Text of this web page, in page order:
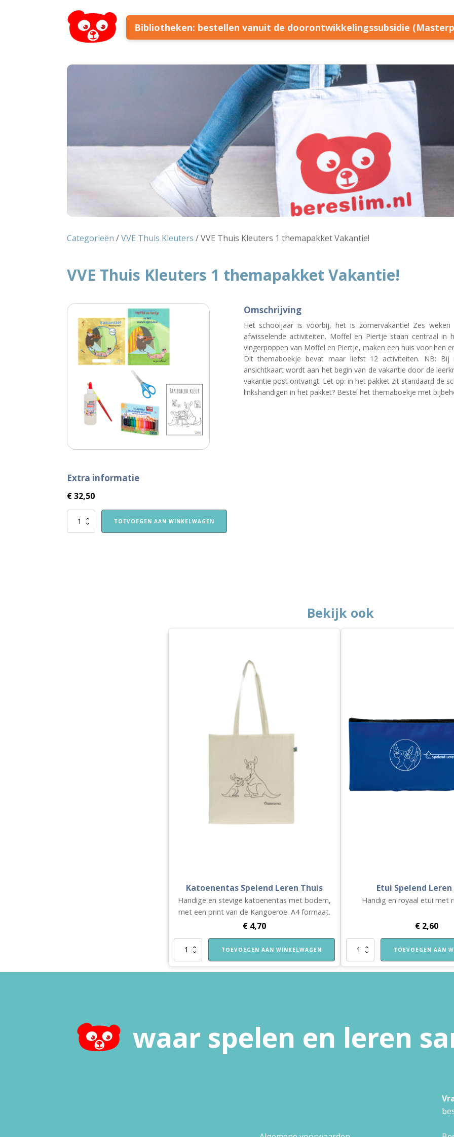
Bibliotheken: bestellen vanuit de doorontwikkelingssubsidie
Categorieën /VVE Thuis Kleuters / VVE Thuis Kleuters 1 themapakket Vakantie!
VVE Thuis Kleuters 1 themapakket Vakantie!
Omschrijving
Het schooljaar is voorbij, het is zomervakantie! Zes
afwisselende activiteiten. Moffel en Piertje staan centraal in
vingerpoppen van Moffel en Piertje, maken een huis voor hen
Dit themaboekje bevat maar liefst 12 activiteiten. NB: Bij
ansichtkaart wordt aan het begin van de vakantie door de
vakantie post ontvangt. Let op: in het pakket zit standaard de
linkshandigen in het pakket? Bestel het themaboekje met
Extra informatie
€32,50
TOEVOEGEN AAN WINKELWAGEN
Bekijk ook
Katoenentas Spelend Leren Thuis
Handige en stevige katoenentas met bodem,
met een print van de Kangoeroe. A4 formaat.
€ 4,70
Katoenentas
Leren
TOEVOEGEN AAN WINKELWAGEN
Etui Spelend
Handig en royaal etui met
€2,60
Leren
TOEVOEGEN AAN
waar spelen en leren